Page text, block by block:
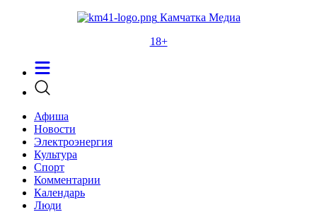
Камчатка Медиа
18+
Афиша
Новости
Электроэнергия
Культура
Спорт
Комментарии
Календарь
Люди